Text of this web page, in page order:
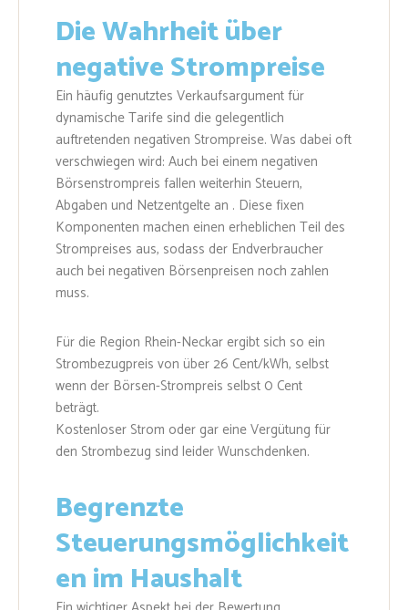
Die Wahrheit über
negative Strompreise
Ein häufig genutztes Verkaufsargument für
dynamische Tarife sind die gelegentlich
auftretenden negativen Strompreise. Was dabei oft
verschwiegen wird: Auch bei einem negativen
Börsenstrompreis fallen weiterhin Steuern,
Abgaben und Netzentgelte an . Diese fixen
Komponenten machen einen erheblichen Teil des
Strompreises aus, sodass der Endverbraucher
auch bei negativen Börsenpreisen noch zahlen
muss.
Für die Region Rhein-Neckar ergibt sich so ein
Strombezugpreis von über 26 Cent/kWh, selbst
wenn der Börsen-Strompreis selbst 0 Cent
beträgt.
Kostenloser Strom oder gar eine Vergütung für
den Strombezug sind leider Wunschdenken.
Begrenzte
Steuerungsmöglichkeit
en im Haushalt